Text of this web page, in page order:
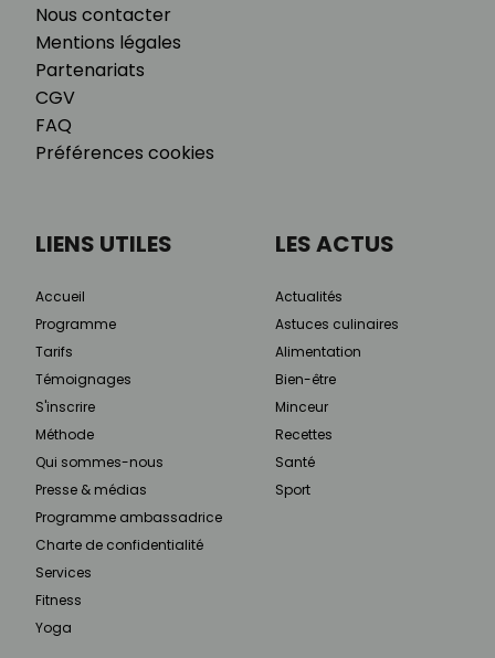
Nous contacter
Mentions légales
Partenariats
CGV
FAQ
Préférences cookies
LIENS UTILES
Accueil
Programme
Tarifs
Témoignages
S'inscrire
Méthode
Qui sommes-nous
Presse & médias
Programme ambassadrice
Charte de confidentialité
Services
Fitness
Yoga
LES ACTUS
Actualités
Astuces culinaires
Alimentation
Bien-être
Minceur
Recettes
Santé
Sport